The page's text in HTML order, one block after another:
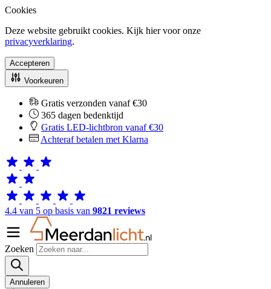
Cookies
Deze website gebruikt cookies. Kijk hier voor onze
privacyverklaring.
Accepteren
Voorkeuren
Gratis verzonden vanaf €30
365 dagen bedenktijd
Gratis LED-lichtbron vanaf €30
Achteraf betalen met Klarna
4.4 van 5 op basis van 9821 reviews
Zoeken
Annuleren